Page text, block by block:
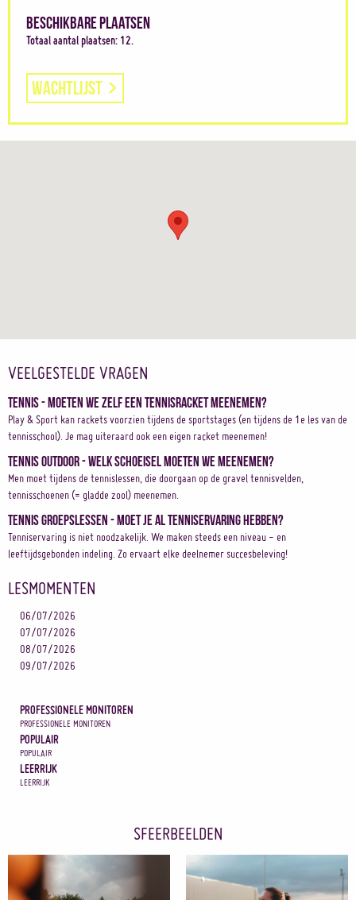
BESCHIKBARE PLAATSEN
Totaal aantal plaatsen: 12.
Wachtlijst
VEELGESTELDE VRAGEN
Tennis - Moeten we zelf een tennisracket meenemen?
Play & Sport kan rackets voorzien tijdens de sportstages (en tijdens de 1e les van de
tennisschool). Je mag uiteraard ook een eigen racket meenemen!
Tennis outdoor - Welk schoeisel moeten we meenemen?
Men moet tijdens de tennislessen, die doorgaan op de gravel tennisvelden,
tennisschoenen (= gladde zool) meenemen.
Tennis groepslessen - Moet je al tenniservaring hebben?
Tenniservaring is niet noodzakelijk. We maken steeds een niveau - en
leeftijdsgebonden indeling. Zo ervaart elke deelnemer succesbeleving!
LESMOMENTEN
06/07/2026
07/07/2026
08/07/2026
09/07/2026
PROFESSIONELE MONITOREN
PROFESSIONELE MONITOREN
POPULAIR
POPULAIR
LEERRIJK
LEERRIJK
SFEERBEELDEN